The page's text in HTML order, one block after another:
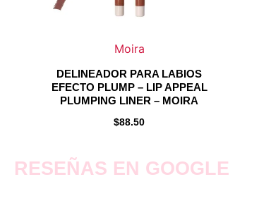
Moira
en
página
producto
DELINEADOR PARA LABIOS
EFECTO PLUMP – LIP APPEAL
PLUMPING LINER – MOIRA
$88.50
en
producto
RESEÑAS EN GOOGLE